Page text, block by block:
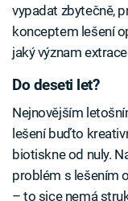
vypadat zbytečně,
konceptem lešení
jaký význam
Do deseti let?
Nejnovějším
lešení buďto
biotiskne od nuly.
problém s lešením
– to sice nemá